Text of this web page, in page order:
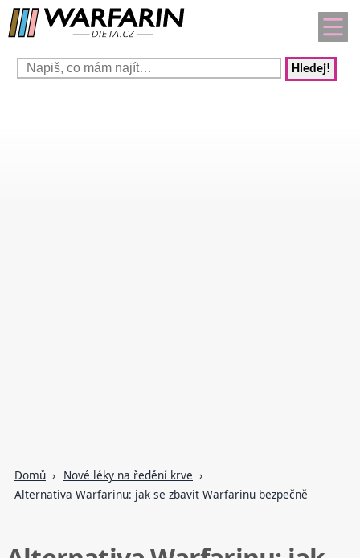
Hledej!
Domů
Nové léky na ředění krve
Alternativa Warfarinu: jak se zbavit Warfarinu bezpečně